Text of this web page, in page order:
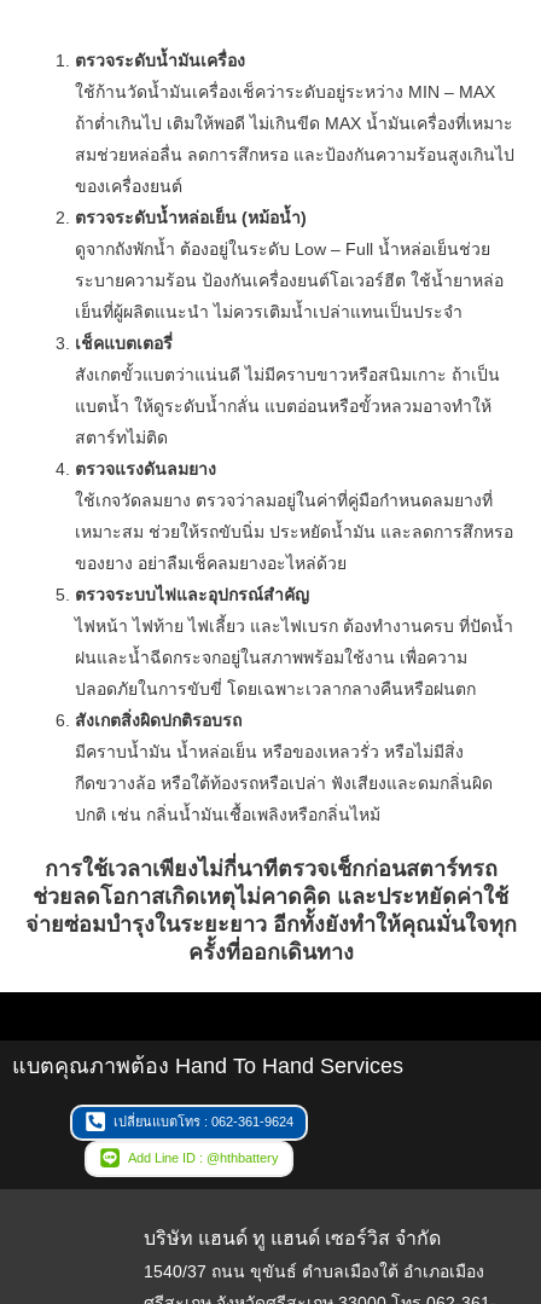
ตรวจระดับน้ำมันเครื่อง
ใช้ก้านวัดน้ำมันเครื่องเช็คว่าระดับอยู่ระหว่าง MIN – MAX
ถ้าต่ำเกินไป เติมให้พอดี ไม่เกินขีด MAX น้ำมันเครื่องที่เหมาะ
สมช่วยหล่อลื่น ลดการสึกหรอ และป้องกันความร้อนสูงเกินไป
ของเครื่องยนต์
ตรวจระดับน้ำหล่อเย็น (หม้อน้ำ)
ดูจากถังพักน้ำ ต้องอยู่ในระดับ Low – Full น้ำหล่อเย็นช่วย
ระบายความร้อน ป้องกันเครื่องยนต์โอเวอร์ฮีต ใช้น้ำยาหล่อ
เย็นที่ผู้ผลิตแนะนำ ไม่ควรเติมน้ำเปล่าแทนเป็นประจำ
เช็คแบตเตอรี่
สังเกตขั้วแบตว่าแน่นดี ไม่มีคราบขาวหรือสนิมเกาะ ถ้าเป็น
แบตน้ำ ให้ดูระดับน้ำกลั่น แบตอ่อนหรือขั้วหลวมอาจทำให้
สตาร์ทไม่ติด
ตรวจแรงดันลมยาง
ใช้เกจวัดลมยาง ตรวจว่าลมอยู่ในค่าที่คู่มือกำหนดลมยางที่
เหมาะสม ช่วยให้รถขับนิ่ม ประหยัดน้ำมัน และลดการสึกหรอ
ของยาง อย่าลืมเช็คลมยางอะไหล่ด้วย
ตรวจระบบไฟและอุปกรณ์สำคัญ
ไฟหน้า ไฟท้าย ไฟเลี้ยว และไฟเบรก ต้องทำงานครบ ที่ปัดน้ำ
ฝนและน้ำฉีดกระจกอยู่ในสภาพพร้อมใช้งาน เพื่อความ
ปลอดภัยในการขับขี่ โดยเฉพาะเวลากลางคืนหรือฝนตก
สังเกตสิ่งผิดปกติรอบรถ
มีคราบน้ำมัน น้ำหล่อเย็น หรือของเหลวรั่ว หรือไม่มีสิ่ง
กีดขวางล้อ หรือใต้ท้องรถหรือเปล่า ฟังเสียงและดมกลิ่นผิด
ปกติ เช่น กลิ่นน้ำมันเชื้อเพลิงหรือกลิ่นไหม้
การใช้เวลาเพียงไม่กี่นาทีตรวจเช็กก่อนสตาร์ทรถ
ช่วยลดโอกาสเกิดเหตุไม่คาดคิด และประหยัดค่าใช้
จ่ายซ่อมบำรุงในระยะยาว อีกทั้งยังทำให้คุณมั่นใจทุก
ครั้งที่ออกเดินทาง
แบตคุณภาพต้อง Hand To Hand Services
เปลี่ยนแบตโทร : 062-361-9624
Add Line ID : @hthbattery
บริษัท แฮนด์ ทู แฮนด์ เซอร์วิส จำกัด
1540/37 ถนน ขุขันธ์ ตำบลเมืองใต้ อำเภอเมือง